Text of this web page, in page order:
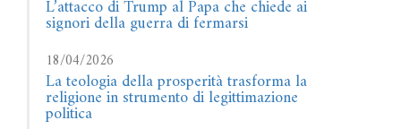
L’attacco di Trump al Papa che chiede ai
signori della guerra di fermarsi
18/04/2026
La teologia della prosperità trasforma la
religione in strumento di legittimazione
politica